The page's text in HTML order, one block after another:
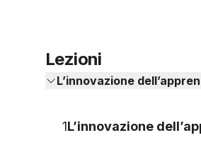
Lezioni
L’innovazione
1L’innovazione